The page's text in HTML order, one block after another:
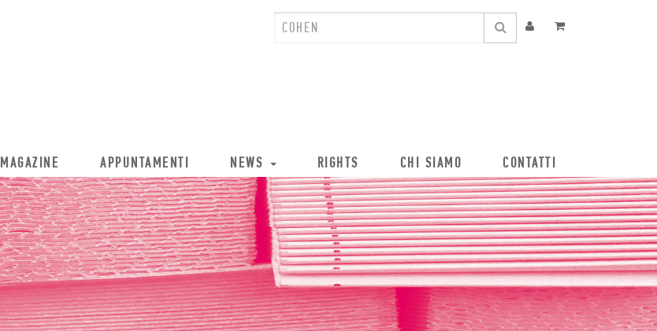
MAGAZINE APPUNTAMENTI NEWS RIGHTS CHI SIAMO CONTATTI